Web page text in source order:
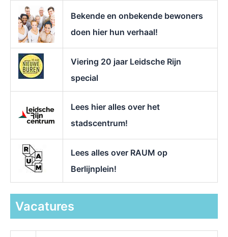
Bekende en onbekende bewoners
doen hier hun verhaal!
Viering 20 jaar Leidsche Rijn
special
Lees hier alles over het
stadscentrum!
Lees alles over RAUM op
Berlijnplein!
Vacatures